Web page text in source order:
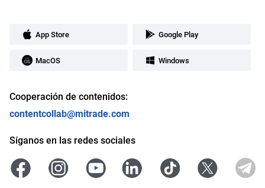
App Store Google Play
MacOS Windows
Cooperación de contenidos:
contentcollab@mitrade.com
Síganos en las redes sociales